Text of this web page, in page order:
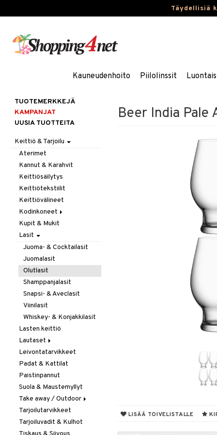
Täydellisiä
Kauneudenhoito Piilolinssit
Beer India Pale
LISÄÄ TOIVELISTALLE
TUOTEMERKKEJÄ
KAMPANJAT
UUSIA TUOTTEITA
Keittiö & Tarjoilu
Aterimet
Kannut & Karahvit
Keittiösäilytys
Keittiötekstiilit
Keittiövälineet
Kodinkoneet
Kahvi, Tee & Espresso
Leivänpaahtimet
Mixerit &
Sähkövatkaimet
Muut koneet
Vedenkeittimet
Kupit & Mukit
Lasit
Juoma- & Cocktailasit
Juomalasit
Olutlasit
Shamppanjalasit
Snapsi- & Aveclasit
Viinilasit
Whiskey- & Konjakkilasit
Lasten keittiö
Lautaset
Asetit
Ruokalautaset
Syvät lautaset
Leivontatarvikkeet
Padat & Kattilat
Paistinpannut
Suola & Maustemyllyt
Take away / Outdoor
Eväslaatikot
Pullot
Tarjoilutarvikkeet
Tarjoiluvadit & Kulhot